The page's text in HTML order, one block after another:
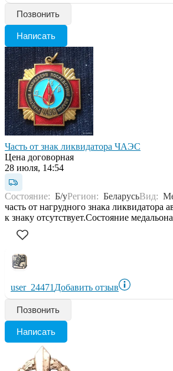
Позвонить
Написать
Часть от знак ликвидатора ЧАЭС
Цена договорная
28 июля, 14:54
Состояние: Б/уРегион: БеларусьВид:
часть от нагрудного знака
к знаку отсутствует.Состояние
user_24471 Добавить отзыв
Позвонить
Написать